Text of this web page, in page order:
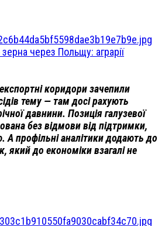
через Польщу: аграрії
коридори зачепили
тему — там досі рахують
давнини. Позиція галузевої
без відмови від підтримки,
А профільні аналітики додають до
який до економіки взагалі не